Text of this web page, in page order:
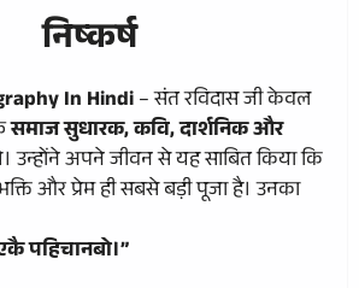
निष्कर्ष
In Hindi– संत रविदास जी केवल
समाज सुधारक, कवि, दार्शनिक और
उन्होंने अपने जीवन से यह साबित किया कि
और प्रेम ही सबसे बड़ी पूजा है। उनका
पहिचानबो।”